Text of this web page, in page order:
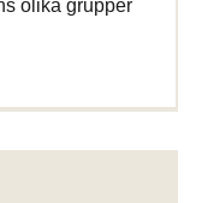
olika grupper